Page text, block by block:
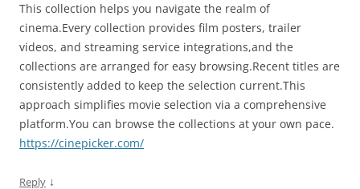
This collection helps you navigate the realm of
cinema.Every collection provides film posters, trailer
videos, and streaming service integrations,and the
collections are arranged for easy browsing.Recent titles are
consistently added to keep the selection current.This
approach simplifies movie selection via a comprehensive
platform.You can browse the collections at your own pace.
https://cinepicker.com/
Reply ↓